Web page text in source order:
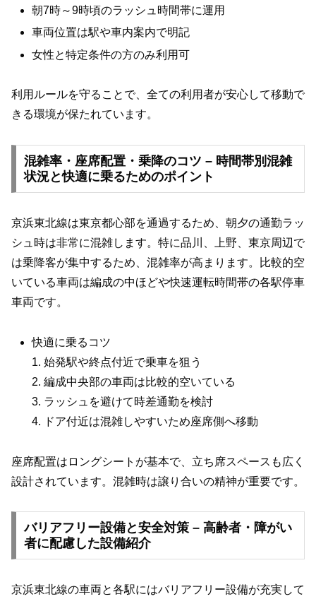
朝7時～9時頃のラッシュ時間帯に運用
車両位置は駅や車内案内で明記
女性と特定条件の方のみ利用可
利用ルールを守ることで、全ての利用者が安心して移動で
きる環境が保たれています。
混雑率・座席配置・乗降のコツ – 時間帯別混雑
状況と快適に乗るためのポイント
京浜東北線は東京都心部を通過するため、朝夕の通勤ラッ
シュ時は非常に混雑します。特に品川、上野、東京周辺で
は乗降客が集中するため、混雑率が高まります。比較的空
いている車両は編成の中ほどや快速運転時間帯の各駅停車
車両です。
快適に乗るコツ
1. 始発駅や終点付近で乗車を狙う
2. 編成中央部の車両は比較的空いている
3. ラッシュを避けて時差通勤を検討
4. ドア付近は混雑しやすいため座席側へ移動
座席配置はロングシートが基本で、立ち席スペースも広く
設計されています。混雑時は譲り合いの精神が重要です。
バリアフリー設備と安全対策 – 高齢者・障がい
者に配慮した設備紹介
京浜東北線の車両と各駅にはバリアフリー設備が充実して